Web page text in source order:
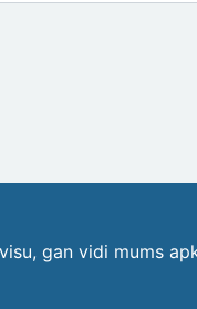
gan vidi mums